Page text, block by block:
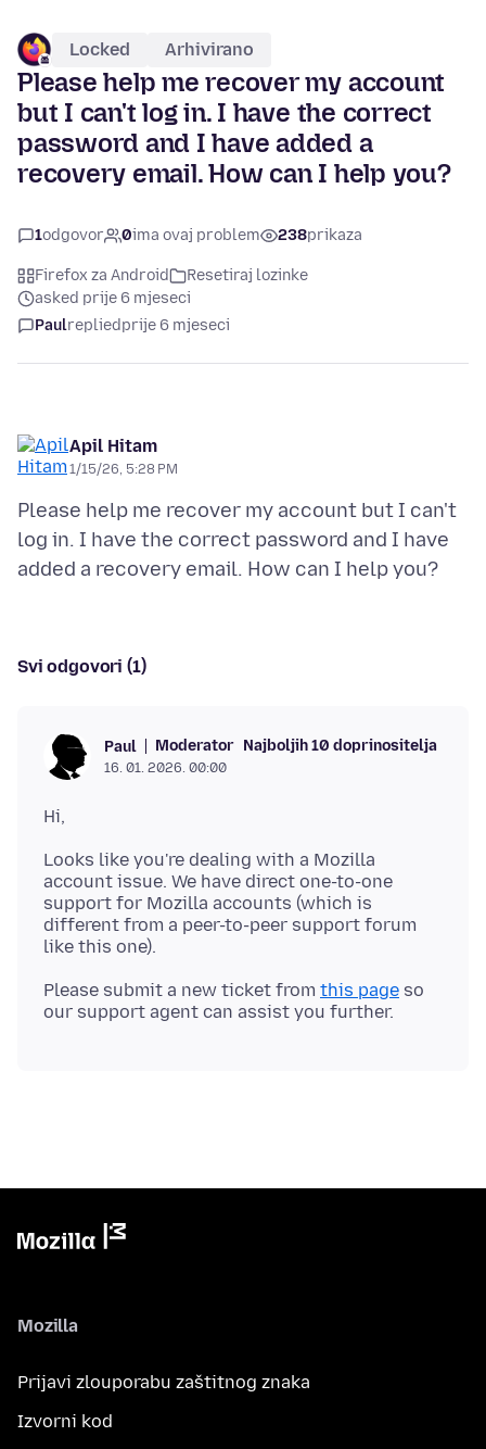
Locked Arhivirano
Please help me recover my account
but I can't log in. I have the correct
password and I have added a
recovery email. How can I help you?
1odgovor 0ima ovaj problem 238prikaza
Firefox za Android
Resetiraj lozinke
asked prije 6 mjeseci
Paulrepliedprije 6 mjeseci
Apil Hitam
1/15/26, 5:28 PM
Please help me recover my account but I can't
log in. I have the correct password and I have
Svi odgovori (1)
Paul Moderator Najboljih 10 doprinositelja
16. 01. 2026. 00:00
Looks like you're dealing with a Mozilla
account issue. We have direct one-to-one
support for Mozilla accounts (which is
different from a peer-to-peer support forum
Please submit a new ticket from this page so
Mozilla
Prijavi zlouporabu zaštitnog znaka
Izvorni kod